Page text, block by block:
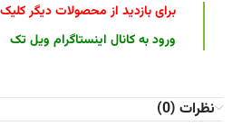
برای بازدید از محصولات دیگر
ورود به کانال اینستاگرام ویل تک
نظرات (0)